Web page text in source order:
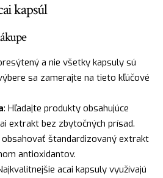
kapsúl
a nie všetky kapsuly sú
sa zamerajte na tieto kľúčové
: Hľadajte produkty obsahujúce
extrakt bez zbytočných prísad.
štandardizovaný extrakt
antioxidantov.
acai kapsuly využívajú